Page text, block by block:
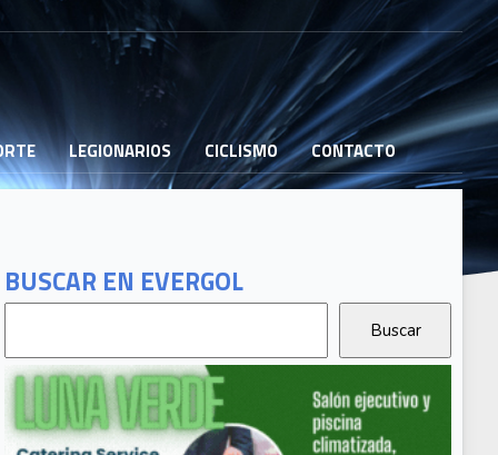
LEGIONARIOS CICLISMO CONTACTO
BUSCAR EN EVERGOL